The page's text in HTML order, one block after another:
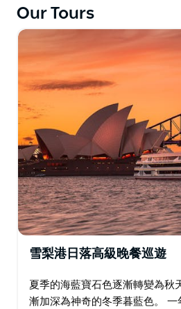
Our Tours
雪梨港日落高級晚餐巡遊
夏季的海藍寶石色逐漸轉變為秋
漸加深為神奇的冬季暮藍色。